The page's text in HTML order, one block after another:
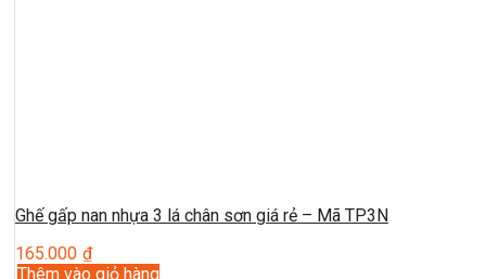
Ghế gấp nan nhựa 3 lá chân sơn giá rẻ – Mã TP3N
165.000 ₫
Thêm vào giỏ hàng